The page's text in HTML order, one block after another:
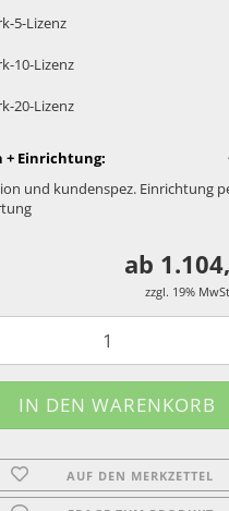
5-Lizenz
10-Lizenz
20-Lizenz
Einrichtung:
und kundenspez. Einrichtung
ab
zzgl. 19%
AUF DEN MERKZETTEL